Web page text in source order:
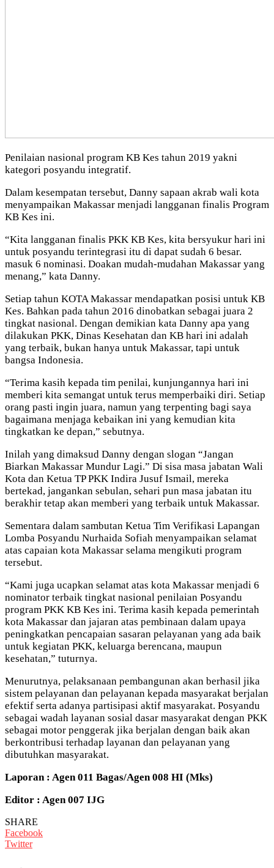
Penilaian nasional program KB Kes tahun 2019 yakni
kategori posyandu integratif.
Dalam kesempatan tersebut, Danny sapaan akrab wali kota
menyampaikan Makassar menjadi langganan finalis Program
KB Kes ini.
“Kita langganan finalis PKK KB Kes, kita bersyukur hari ini
untuk posyandu terintegrasi itu di dapat sudah 6 besar.
masuk 6 nominasi. Doakan mudah-mudahan Makassar yang
menang,” kata Danny.
Setiap tahun KOTA Makassar mendapatkan posisi untuk KB
Kes. Bahkan pada tahun 2016 dinobatkan sebagai juara 2
tingkat nasional. Dengan demikian kata Danny apa yang
dilakukan PKK, Dinas Kesehatan dan KB hari ini adalah
yang terbaik, bukan hanya untuk Makassar, tapi untuk
bangsa Indonesia.
“Terima kasih kepada tim penilai, kunjungannya hari ini
memberi kita semangat untuk terus memperbaiki diri. Setiap
orang pasti ingin juara, namun yang terpenting bagi saya
bagaimana menjaga kebaikan ini yang kemudian kita
tingkatkan ke depan,” sebutnya.
Inilah yang dimaksud Danny dengan slogan “Jangan
Biarkan Makassar Mundur Lagi.” Di sisa masa jabatan Wali
Kota dan Ketua TP PKK Indira Jusuf Ismail, mereka
bertekad, jangankan sebulan, sehari pun masa jabatan itu
berakhir tetap akan memberi yang terbaik untuk Makassar.
Sementara dalam sambutan Ketua Tim Verifikasi Lapangan
Lomba Posyandu Nurhaida Sofiah menyampaikan selamat
atas capaian kota Makassar selama mengikuti program
tersebut.
“Kami juga ucapkan selamat atas kota Makassar menjadi 6
nominator terbaik tingkat nasional penilaian Posyandu
program PKK KB Kes ini. Terima kasih kepada pemerintah
kota Makassar dan jajaran atas pembinaan dalam upaya
peningkatkan pencapaian sasaran pelayanan yang ada baik
untuk kegiatan PKK, keluarga berencana, maupun
kesehatan,” tuturnya.
Menurutnya, pelaksanaan pembangunan akan berhasil jika
sistem pelayanan dan pelayanan kepada masyarakat berjalan
efektif serta adanya partisipasi aktif masyarakat. Posyandu
sebagai wadah layanan sosial dasar masyarakat dengan PKK
sebagai motor penggerak jika berjalan dengan baik akan
berkontribusi terhadap layanan dan pelayanan yang
dibutuhkan masyarakat.
Laporan : Agen 011 Bagas/Agen 008 HI (Mks)
Editor : Agen 007 IJG
SHARE
Facebook
Twitter